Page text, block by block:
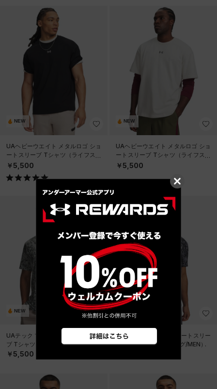
NEW
UAヘビーウエイト メタルロゴ ショ
ートスリーブ Tシャツ（ライフスタ
イル/MEN）
￥5,500
NEW
UAヘビーウエイト メタルロゴ ショ
ートスリーブ Tシャツ（ライフスタ
イル/MEN）
￥5,500
NEW
UAテック プリント ショートスリー
ブ Tシャツ（トレーニング/MEN）
￥5,500
UAテック プリント ショートスリー
ブ Tシャツ（トレーニング/MEN）